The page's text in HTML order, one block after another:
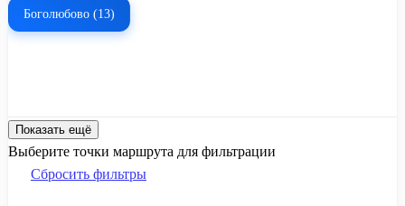
Боголюбово (13)
Показать ещё
Выберите точки маршрута для фильтрации
Сбросить фильтры